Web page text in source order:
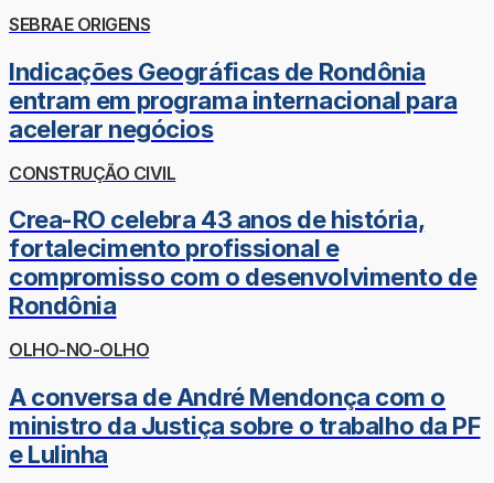
SEBRAE ORIGENS
Indicações Geográficas de Rondônia
entram em programa internacional para
acelerar negócios
CONSTRUÇÃO CIVIL
Crea-RO celebra 43 anos de história,
fortalecimento profissional e
compromisso com o desenvolvimento de
Rondônia
OLHO-NO-OLHO
A conversa de André Mendonça com o
ministro da Justiça sobre o trabalho da PF
e Lulinha